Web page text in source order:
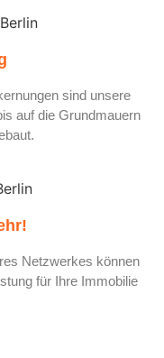
sind unsere
auf die Grundmauern
Netzwerkes können
für Ihre Immobilie